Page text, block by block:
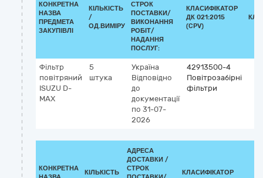
КОНКРЕТНА
НАЗВА
ПРЕДМЕТА
ЗАКУПІВЛІ
КІЛЬКІСТЬ
/
ОД.ВИМІРУ
СТРОК
ПОСТАВКИ/
ВИКОНАННЯ
РОБІТ/
НАДАННЯ
ПОСЛУГ:
КЛАСИФІКАТОР
ДК 021:2015
(CPV)
Фільтр
повітряний
ISUZU D-
MAX
5
штука
Україна
Відповідно
до
документації
по 31-07-
2026
42913500-4
Повітрозабірні
фільтри
КОНКРЕТНА
КІЛЬКІСТЬ
АДРЕСА
ДОСТАВКИ /
СТРОК
КЛАСИФІКАТОР